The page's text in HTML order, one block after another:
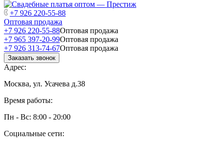
+7 926 220-55-88
Оптовая продажа
+7 926 220-55-88Оптовая продажа
+7 965 397-20-99Оптовая продажа
+7 926 313-74-67Оптовая продажа
Заказать звонок
Адрес:
Москва, ул. Усачева д.38
Время работы:
Пн - Вс: 8:00 - 20:00
Социальные сети: